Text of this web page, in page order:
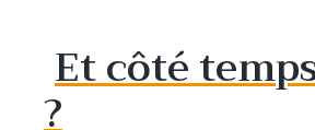
Et côté
?